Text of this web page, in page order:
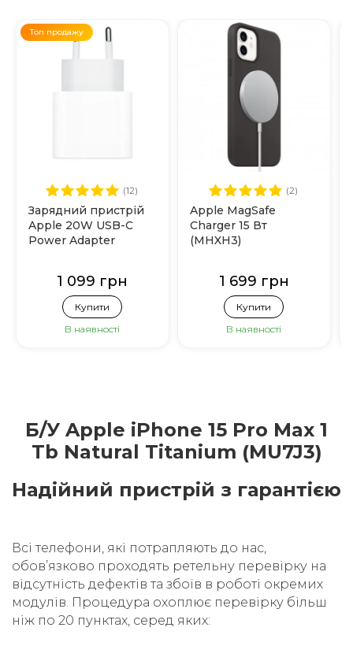
Топ продажу
(12)
Зарядний пристрій
Apple 20W USB-C
Power Adapter
1 099 грн
Купити
В наявності
(2)
Apple MagSafe
Charger 15 Вт
(MHXH3)
1 699 грн
Купити
В наявності
Б/У Apple iPhone 15 Pro Max 1
Tb Natural Titanium (MU7J3)
Надійний пристрій з гарантією
Всі телефони, які потрапляють до нас,
обовʼязково проходять ретельну перевірку на
відсутність дефектів та збоїв в роботі окремих
модулів. Процедура охоплює перевірку більш
ніж по 20 пунктах, серед яких: